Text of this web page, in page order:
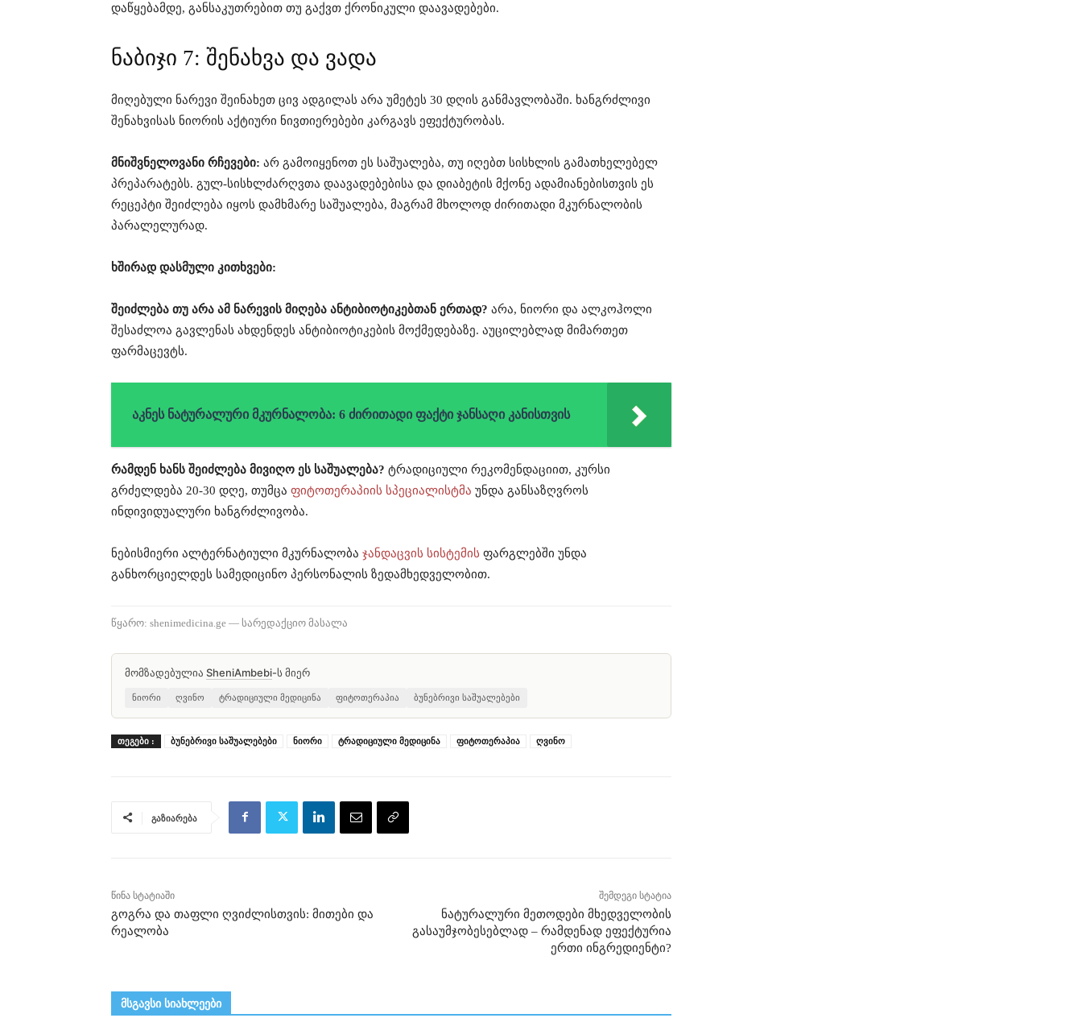
დაწყებამდე, განსაკუთრებით თუ გაქვთ ქრონიკული დაავადებები.
ნაბიჯი 7: შენახვა და ვადა
მიღებული ნარევი შეინახეთ ცივ ადგილას არა უმეტეს 30 დღის განმავლობაში. ხანგრძლივი
შენახვისას ნიორის აქტიური ნივთიერებები კარგავს ეფექტურობას.
მნიშვნელოვანი რჩევები: არ გამოიყენოთ ეს საშუალება, თუ იღებთ სისხლის გამათხელებელ
პრეპარატებს. გულ-სისხლძარღვთა დაავადებებისა და დიაბეტის მქონე ადამიანებისთვის ეს
რეცეპტი შეიძლება იყოს დამხმარე საშუალება, მაგრამ მხოლოდ ძირითადი მკურნალობის
პარალელურად.
ხშირად დასმული კითხვები:
შეიძლება თუ არა ამ ნარევის მიღება ანტიბიოტიკებთან ერთად? არა, ნიორი და ალკოჰოლი
შესაძლოა გავლენას ახდენდეს ანტიბიოტიკების მოქმედებაზე. აუცილებლად მიმართეთ
ფარმაცევტს.
აკნეს ნატურალური მკურნალობა: 6 ძირითადი ფაქტი ჯანსაღი კანისთვის
რამდენ ხანს შეიძლება მივიღო ეს საშუალება? ტრადიციული რეკომენდაციით, კურსი
გრძელდება 20-30 დღე, თუმცა ფიტოთერაპიის სპეციალისტმა უნდა განსაზღვროს
ინდივიდუალური ხანგრძლივობა.
ნებისმიერი ალტერნატიული მკურნალობა ჯანდაცვის სისტემის ფარგლებში უნდა
განხორციელდეს სამედიცინო პერსონალის ზედამხედველობით.
წყარო: shenimedicina.ge — სარედაქციო მასალა
მომზადებულია SheniAmbebi-ს მიერ
ნიორი ღვინო ტრადიციული მედიცინა ფიტოთერაპია ბუნებრივი საშუალებები
ᲗᲔᲒᲔᲑᲘ : ბუნებრივი საშუალებები ნიორი ტრადიციული მედიცინა ფიტოთერაპია ღვინო
გაზიარება
წინა სტატიაში
გოგრა და თაფლი ღვიძლისთვის: მითები და
რეალობა
შემდეგი სტატია
ნატურალური მეთოდები მხედველობის
გასაუმჯობესებლად – რამდენად ეფექტურია
ერთი ინგრედიენტი?
მსგავსი სიახლეები